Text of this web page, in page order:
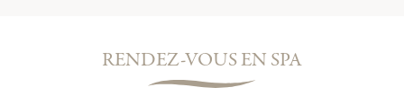
RENDEZ-VOUS EN SPA